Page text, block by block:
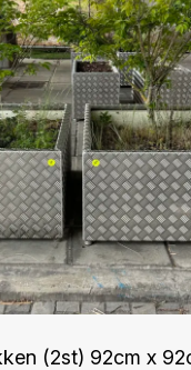
(2st) 92cm x